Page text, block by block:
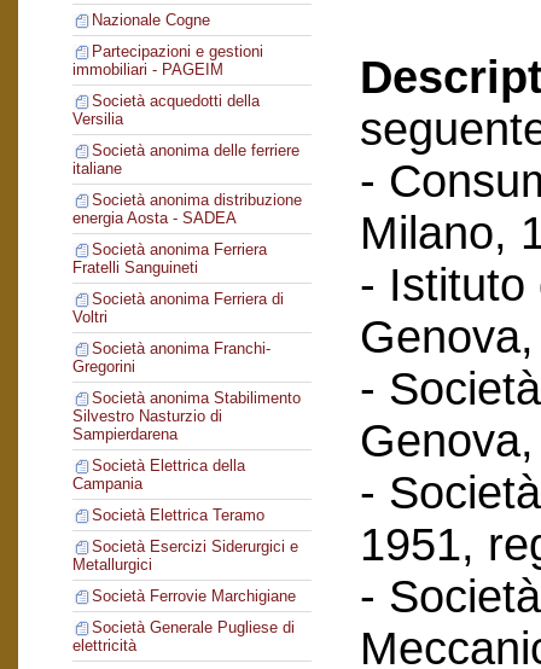
Nazionale Cogne
Partecipazioni e gestioni
immobiliari - PAGEIM
Società acquedotti della
Versilia
Società anonima delle ferriere
italiane
Società anonima distribuzione
energia Aosta - SADEA
Società anonima Ferriera
Fratelli Sanguineti
Società anonima Ferriera di
Voltri
Società anonima Franchi-
Gregorini
Società anonima Stabilimento
Silvestro Nasturzio di
Sampierdarena
Società Elettrica della
Campania
Società Elettrica Teramo
Società Esercizi Siderurgici e
Metallurgici
Società Ferrovie Marchigiane
Società Generale Pugliese di
elettricità
-
Milano,
- Istituto
-
-
1951,
-